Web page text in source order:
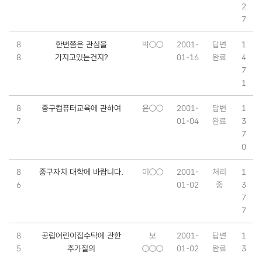
2
7
8
8
한번쯤은 관심을
가지고있는건지?
박○○
2001-
01-16
답변
완료
1
4
7
1
8
7
중구컴퓨터교육에 관하여 윤○○
2001-
01-04
답변
완료
1
3
7
0
8
6
중구자치 대학에 바랍니다. 이○○
2001-
01-02
처리
중
1
3
7
7
8
5
공립어린이집수탁에 관한
추가질의
보
○○○
2001-
01-02
답변
완료
1
3